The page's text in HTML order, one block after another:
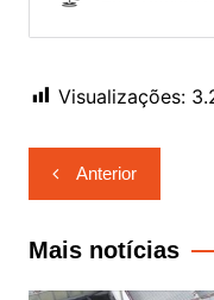
Visualizações:
Navegação
de
Post
Anterior
Mais notícias